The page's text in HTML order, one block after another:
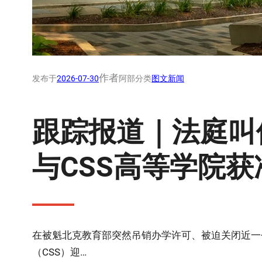
发布于2026-07-30作者阿部分类图文新闻
跟踪报道｜法庭
与CSS高等学院
在被魁北克教育部突然吊销办学许可、被迫关闭近
（CSS）迎…